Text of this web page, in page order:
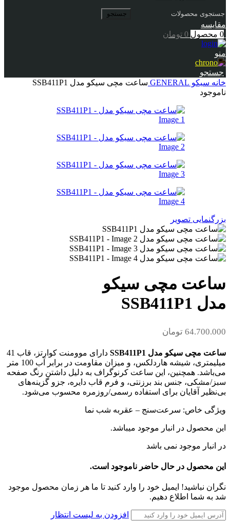
جستجو
مقایسه
0 محصول 0 تومان
منو
جستجو
خانه سیکو GENERAL ساعت مچی سیکو مدل SSB411P1
ناموجود
بزرگنمایی تصویر
ساعت مچی سیکو
مدل SSB411P1
64.700.000 تومان
ساعت مچی سیکو مدل SSB411P1
دارای موومنت کوارتز، قاب 41
میلیمتری، شیشه هاردلکس، و میزان مقاومت در برابر آب 100 متر
می‌باشد. همچنین، این ساعت کرنوگراف به دلیل داشتن رنگ صفحه
سبز/مشکی، جنس بند برزنتی، و فرم قاب دایره، جزو گزینه‌های
بی‌نظیر آقایان برای استفاده رسمی/روزمره محسوب می‌شود.
ویژگی خاص: سرعت‌سنج – عقربه شب نما
این محصول در انبار موجود میباشد.
در انبار موجود نمی باشد
این محصول در حال حاضر ناموجود است.
نگران نباشید! ایمیل خود را وارد کنید تا ما هر زمان محصول موجود
شد به شما اطلاع دهیم.
افزودن به لیست انتظار